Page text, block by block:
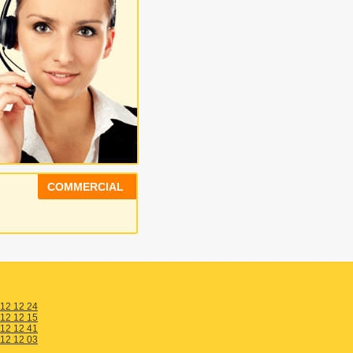
COMMERCIAL
12 24
12 15
12 41
12 03